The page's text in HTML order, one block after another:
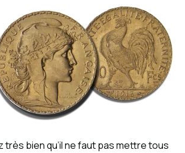
bien qu’il ne faut pas mettre tous